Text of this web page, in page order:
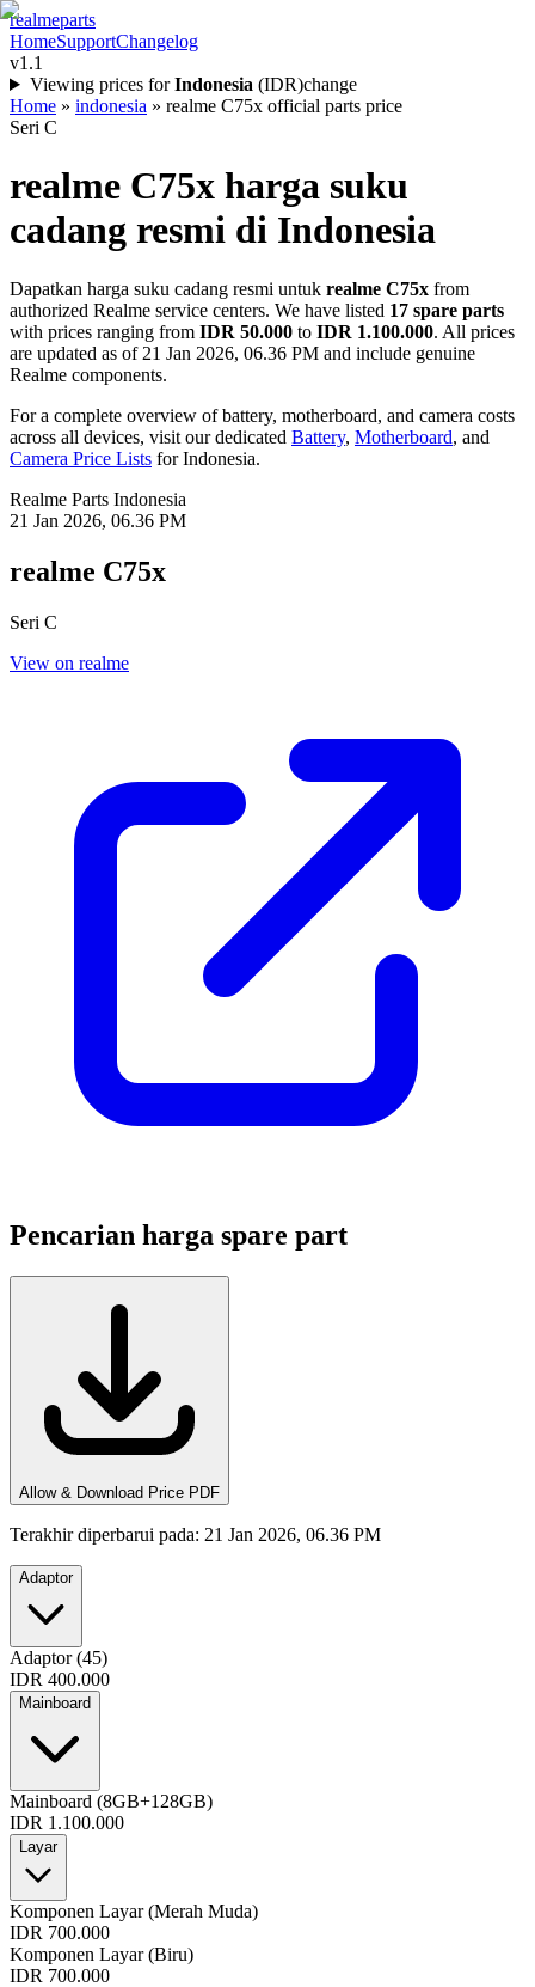
realmeparts
HomeSupportChangelog
v1.1
Viewing prices for Indonesia (IDR)change
Home » indonesia » realme C75x official parts price
Seri C
realme C75x harga suku
cadang resmi di Indonesia
Dapatkan harga suku cadang resmi untuk realme C75x from
authorized Realme service centers. We have listed 17 spare parts
with prices ranging from IDR 50.000 to IDR 1.100.000. All prices
are updated as of 21 Jan 2026, 06.36 PM and include genuine
Realme components.
For a complete overview of battery, motherboard, and camera costs
across all devices, visit our dedicated Battery, Motherboard, and
Camera Price Lists forIndonesia.
Realme Parts Indonesia
21 Jan 2026, 06.36 PM
realme C75x
Seri C
View on realme
Pencarian harga spare part
Allow & Download Price PDF
Terakhir diperbarui pada: 21 Jan 2026, 06.36 PM
Adaptor
Adaptor (45)
IDR 400.000
Mainboard
Mainboard (8GB+128GB)
IDR 1.100.000
Layar
Komponen Layar (Merah Muda)
IDR 700.000
Komponen Layar (Biru)
IDR 700.000